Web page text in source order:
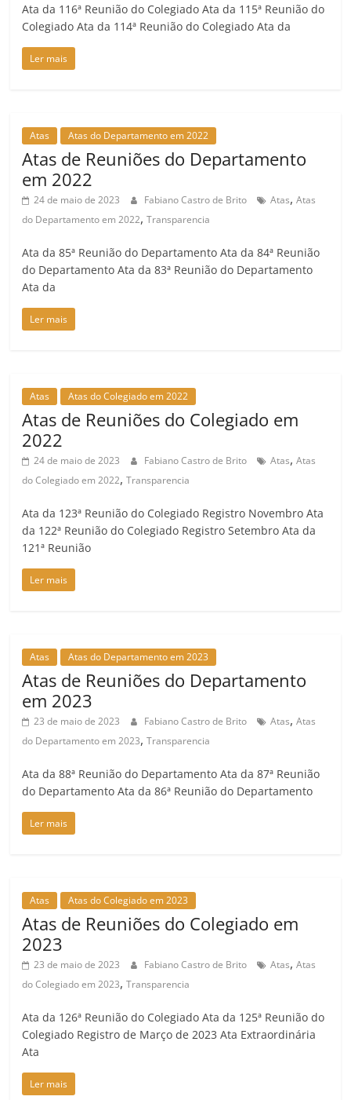
Ata da 116ª Reunião do Colegiado Ata da 115ª Reunião do
Colegiado Ata da 114ª Reunião do Colegiado Ata da
Ler mais
Atas Atas do Departamento em 2022
Atas de Reuniões do Departamento
em 2022
24 de maio de 2023 Fabiano Castro de Brito Atas,Atas
do Departamento em 2022,Transparencia
Ata da 85ª Reunião do Departamento Ata da 84ª Reunião
do Departamento Ata da 83ª Reunião do Departamento
Ata da
Ler mais
Atas Atas do Colegiado em 2022
Atas de Reuniões do Colegiado em
2022
24 de maio de 2023 Fabiano Castro de Brito Atas,Atas
do Colegiado em 2022,Transparencia
Ata da 123ª Reunião do Colegiado Registro Novembro Ata
da 122ª Reunião do Colegiado Registro Setembro Ata da
121ª Reunião
Ler mais
Atas Atas do Departamento em 2023
Atas de Reuniões do Departamento
em 2023
23 de maio de 2023 Fabiano Castro de Brito Atas,Atas
do Departamento em 2023,Transparencia
Ata da 88ª Reunião do Departamento Ata da 87ª Reunião
do Departamento Ata da 86ª Reunião do Departamento
Ler mais
Atas Atas do Colegiado em 2023
Atas de Reuniões do Colegiado em
2023
23 de maio de 2023 Fabiano Castro de Brito Atas,Atas
do Colegiado em 2023,Transparencia
Ata da 126ª Reunião do Colegiado Ata da 125ª Reunião do
Colegiado Registro de Março de 2023 Ata Extraordinária
Ata
Ler mais